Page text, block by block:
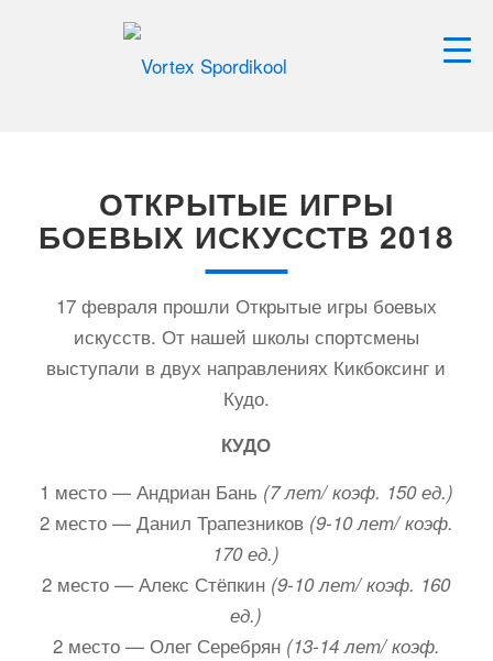
ОТКРЫТЫЕ ИГРЫ
БОЕВЫХ ИСКУССТВ 2018
17 февраля прошли Открытые игры боевых
искусств. От нашей школы спортсмены
выступали в двух направлениях Кикбоксинг и
Кудо.
КУДО
1 место — Андриан Бань (7 лет/ коэф. 150 ед.)
2 место — Данил Трапезников (9-10 лет/ коэф.
170 ед.)
2 место — Алекс Стёпкин (9-10 лет/ коэф. 160
ед.)
2 место — Олег Серебрян (13-14 лет/ коэф.